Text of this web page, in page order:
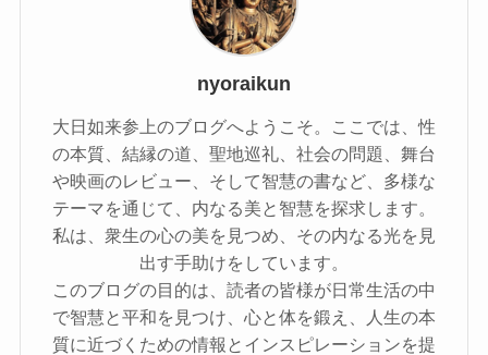
nyoraikun
大日如来参上のブログへようこそ。ここでは、性
の本質、結縁の道、聖地巡礼、社会の問題、舞台
や映画のレビュー、そして智慧の書など、多様な
テーマを通じて、内なる美と智慧を探求します。
私は、衆生の心の美を見つめ、その内なる光を見
出す手助けをしています。
このブログの目的は、読者の皆様が日常生活の中
で智慧と平和を見つけ、心と体を鍛え、人生の本
質に近づくための情報とインスピレーションを提